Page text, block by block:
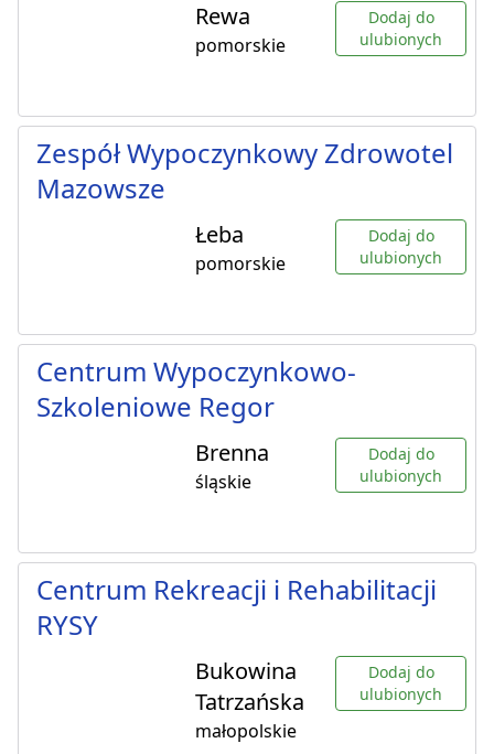
Rewa
pomorskie
Dodaj do
ulubionych
Zespół Wypoczynkowy Zdrowotel
Mazowsze
Łeba
pomorskie
Dodaj do
ulubionych
Centrum Wypoczynkowo-
Szkoleniowe Regor
Brenna
śląskie
Dodaj do
ulubionych
Centrum Rekreacji i Rehabilitacji
RYSY
Bukowina
Tatrzańska
małopolskie
Dodaj do
ulubionych